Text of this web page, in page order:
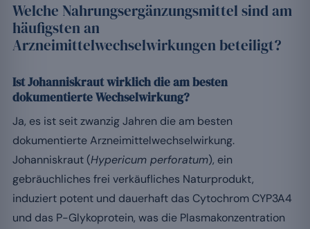
Welche Nahrungsergänzungsmittel sind am
häufigsten an
Arzneimittelwechselwirkungen beteiligt?
Ist Johanniskraut wirklich die am besten
dokumentierte Wechselwirkung?
Ja, es ist seit zwanzig Jahren die am besten
dokumentierte Arzneimittelwechselwirkung.
Johanniskraut (Hypericum perforatum), ein
gebräuchliches frei verkäufliches Naturprodukt,
induziert potent und dauerhaft das Cytochrom CYP3A4
und das P-Glykoprotein, was die Plasmakonzentration